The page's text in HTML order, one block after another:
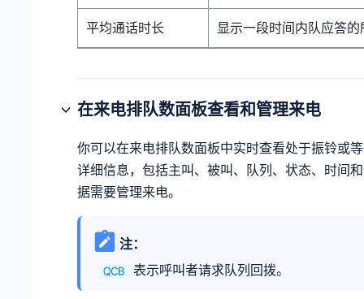
平均通话时长 显示一段时间内队应答
在来电排队数面板查看和管理来电
你可以在来电排队数面板中实时查看处于振铃或
详细信息，包括主叫、被叫、队列、状态、时间
据需要管理来电。
注：
表示呼叫者请求队列回拨。